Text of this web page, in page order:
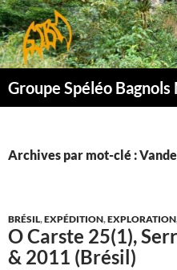
Aller
au
contenu
Groupe Spéléo
Archives par mot-clé :
BRÉSIL,EXPÉDITION,EXPLORATION
O Carste 25(1),
& 2011 (Brésil)